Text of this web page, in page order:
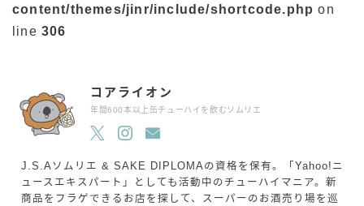
content/themes/jinr/include/shortcode.php on
line 306
コアライオン
年間600本以上缶チューハイを飲むソムリエ
J.S.Aソムリエ & SAKE DIPLOMAの資格を保有。「Yahoo!ニ
ュースエキスパート」としても活動中のチューハイマニア。新
商品をフラゲできるお店を探して、スーパーのお酒売り場を巡
毎日更新
缶チューハイの売れ筋ランキングはこちら